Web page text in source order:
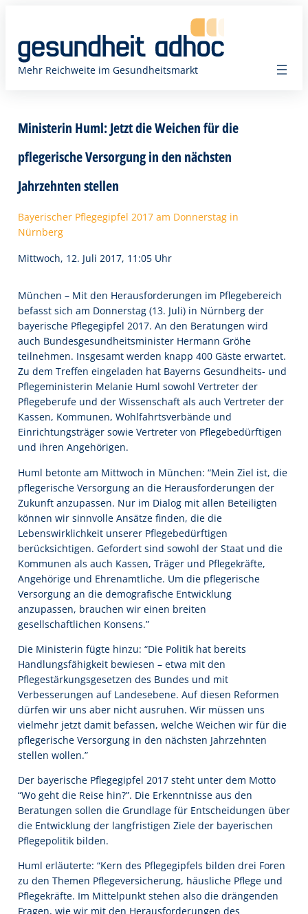
springen
Mehr Reichweite im Gesundheitsmarkt
Ministerin Huml: Jetzt die Weichen für die
pflegerische Versorgung in den nächsten
Jahrzehnten stellen
Bayerischer Pflegegipfel 2017 am Donnerstag in
Nürnberg
Mittwoch, 12. Juli 2017, 11:05 Uhr
München – Mit den Herausforderungen im Pflegebereich
befasst sich am Donnerstag (13. Juli) in Nürnberg der
bayerische Pflegegipfel 2017. An den Beratungen wird
auch Bundesgesundheitsminister Hermann Gröhe
teilnehmen. Insgesamt werden knapp 400 Gäste erwartet.
Zu dem Treffen eingeladen hat Bayerns Gesundheits- und
Pflegeministerin Melanie Huml sowohl Vertreter der
Pflegeberufe und der Wissenschaft als auch Vertreter der
Kassen, Kommunen, Wohlfahrtsverbände und
Einrichtungsträger sowie Vertreter von Pflegebedürftigen
und ihren Angehörigen.
Huml betonte am Mittwoch in München: “Mein Ziel ist, die
pflegerische Versorgung an die Herausforderungen der
Zukunft anzupassen. Nur im Dialog mit allen Beteiligten
können wir sinnvolle Ansätze finden, die die
Lebenswirklichkeit unserer Pflegebedürftigen
berücksichtigen. Gefordert sind sowohl der Staat und die
Kommunen als auch Kassen, Träger und Pflegekräfte,
Angehörige und Ehrenamtliche. Um die pflegerische
Versorgung an die demografische Entwicklung
anzupassen, brauchen wir einen breiten
gesellschaftlichen Konsens.”
Die Ministerin fügte hinzu: “Die Politik hat bereits
Handlungsfähigkeit bewiesen – etwa mit den
Pflegestärkungsgesetzen des Bundes und mit
Verbesserungen auf Landesebene. Auf diesen Reformen
dürfen wir uns aber nicht ausruhen. Wir müssen uns
vielmehr jetzt damit befassen, welche Weichen wir für die
pflegerische Versorgung in den nächsten Jahrzehnten
stellen wollen.”
Der bayerische Pflegegipfel 2017 steht unter dem Motto
“Wo geht die Reise hin?”. Die Erkenntnisse aus den
Beratungen sollen die Grundlage für Entscheidungen über
die Entwicklung der langfristigen Ziele der bayerischen
Pflegepolitik bilden.
Huml erläuterte: “Kern des Pflegegipfels bilden drei Foren
zu den Themen Pflegeversicherung, häusliche Pflege und
Pflegekräfte. Im Mittelpunkt stehen also die drängenden
Fragen, wie wir mit den Herausforderungen des